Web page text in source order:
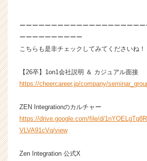
イ
ト
チ
キ
リ
（C
h
r
ーーーーーーーーーーーーーーーーーーー
ーーーーーーーーーー
こちらも是非チェックしてみてくださいね！
【26卒】1on1会社説明 ＆ カジュアル面接
https://cheercareer.jp/company/
ZEN Integrationのカルチャー
https://drive.google.com/file/d/
VLVA91cVq/view
Zen Integration 公式X